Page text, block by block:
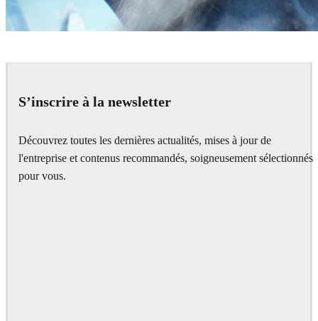
S’inscrire à la newsletter
Découvrez toutes les dernières actualités, mises à jour de
l'entreprise et contenus recommandés, soigneusement sélectionnés
pour vous.